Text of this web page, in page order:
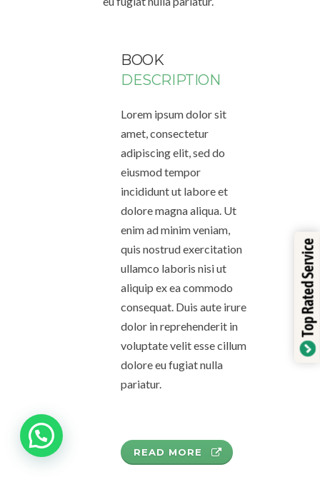
BOOK
DESCRIPTION
Lorem ipsum dolor sit
amet, consectetur
adipiscing elit, sed do
eiusmod tempor
incididunt ut labore et
dolore magna aliqua. Ut
enim ad minim veniam,
quis nostrud exercitation
ullamco laboris nisi ut
aliquip ex ea commodo
consequat. Duis aute irure
dolor in reprehenderit in
voluptate velit esse cillum
dolore eu fugiat nulla
pariatur.
READ MORE
Top Rated Service